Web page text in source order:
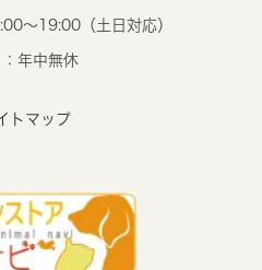
～19:00（土日対応）
年中無休
トマップ